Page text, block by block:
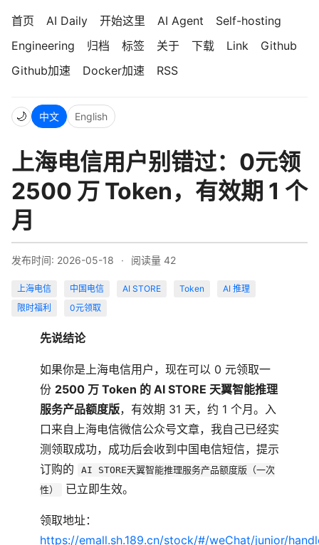
首页 AI Daily 开始这里 AI Agent
Self-hosting
Engineering
归档 标签 关于 下载 Link
Github
Github加速
Docker加速 RSS
🌙 中文 English
上海电信用户别错过：0元领
2500 万 Token，有效期 1 个
月
发布时间: 2026-05-18 · 阅读量 42
上海电信 中国电信 AI STORE Token
AI 推理
限时福利
0元领取
先说结论
如果你是上海电信用户，现在可以 0 元领取一
份 2500 万 Token 的 AI STORE 天翼智能推理
服务产品额度版，有效期 31 天，约 1 个月。入
口来自上海电信微信公众号文章，我自己已经实
测领取成功，成功后会收到中国电信短信，提示
订购的
AI STORE天翼智能推理服务产品额度版（一次
性）
已立即生效。
领取地址：
https://emall.sh.189.cn/stock/#/weChat/junior/